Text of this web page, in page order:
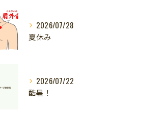
2026/07/28
夏休み
2026/07/22
酷暑！